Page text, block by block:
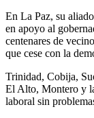
En La Paz, su
en apoyo al
centenares de
que cese con la
Trinidad, Cobija,
El Alto, Montero y
laboral sin